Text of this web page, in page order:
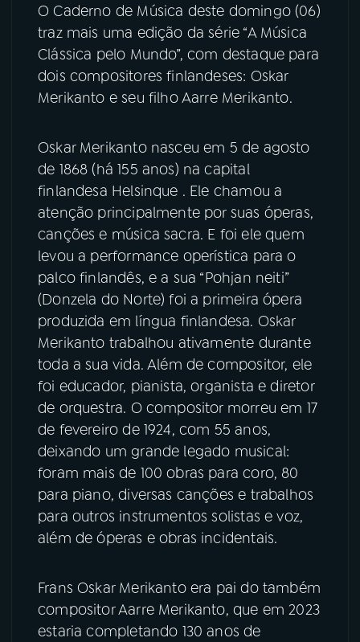
07 ÚLTIMAS
08PRÊMIO RÁDIO MEC
YouTube Facebook
Instagram
TikTok
O Caderno de Música deste domingo (06)
traz mais uma edição da série “A Música
Clássica pelo Mundo”, com destaque para
dois compositores finlandeses: Oskar
Merikanto e seu filho Aarre Merikanto.
Oskar Merikanto nasceu em 5 de agosto
de 1868 (há 155 anos) na capital
finlandesa Helsinque . Ele chamou a
atenção principalmente por suas óperas,
canções e música sacra. E foi ele quem
levou a performance operística para o
palco finlandês, e a sua “Pohjan neiti”
(Donzela do Norte) foi a primeira ópera
produzida em língua finlandesa. Oskar
Merikanto trabalhou ativamente durante
toda a sua vida. Além de compositor, ele
foi educador, pianista, organista e diretor
de orquestra. O compositor morreu em 17
de fevereiro de 1924, com 55 anos,
deixando um grande legado musical:
foram mais de 100 obras para coro, 80
para piano, diversas canções e trabalhos
para outros instrumentos solistas e voz,
além de óperas e obras incidentais.
Frans Oskar Merikanto era pai do também
compositor Aarre Merikanto, que em 2023
estaria completando 130 anos de